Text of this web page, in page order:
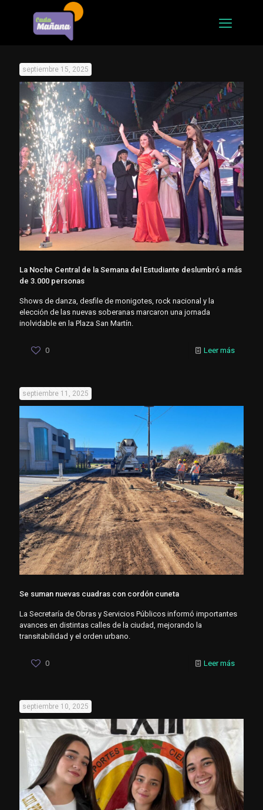
septiembre 15, 2025
La Noche Central de la Semana del Estudiante deslumbró a más
de 3.000 personas
Shows de danza, desfile de monigotes, rock nacional y la
elección de las nuevas soberanas marcaron una jornada
inolvidable en la Plaza San Martín.
0 Leer más
septiembre 11, 2025
Se suman nuevas cuadras con cordón cuneta
La Secretaría de Obras y Servicios Públicos informó importantes
avances en distintas calles de la ciudad, mejorando la
transitabilidad y el orden urbano.
0 Leer más
septiembre 10, 2025